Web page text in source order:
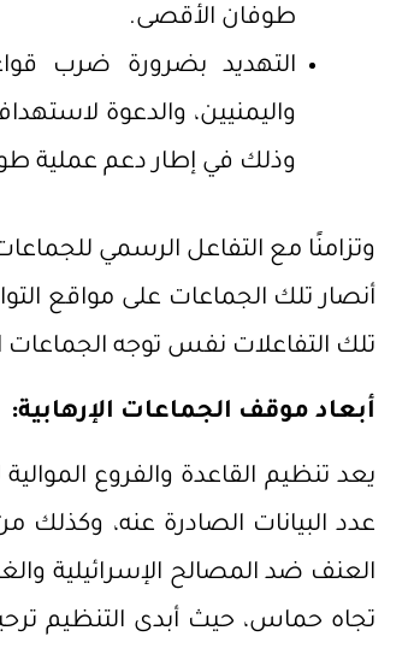
طوفان الأقصى.
التهديد بضرورة ضرب
واليمنيين، والدعوة
وذلك في إطار دعم عملية
وتزامنًا مع التفاعل الرسمي
أنصار تلك الجماعات على مواقع
تلك التفاعلات نفس توجه الجماعات
أبعاد موقف الجماعات الإرهابية:
يعد تنظيم القاعدة والفروع
عدد البيانات الصادرة عنه،
العنف ضد المصالح الإسرائيلية
تجاه حماس، حيث أبدى التنظيم